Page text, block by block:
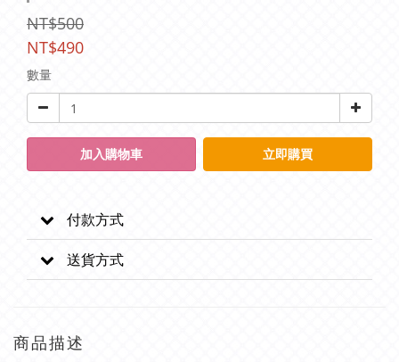
NT$500
NT$490
數量
加入購物車 立即購買
付款方式
送貨方式
商品描述